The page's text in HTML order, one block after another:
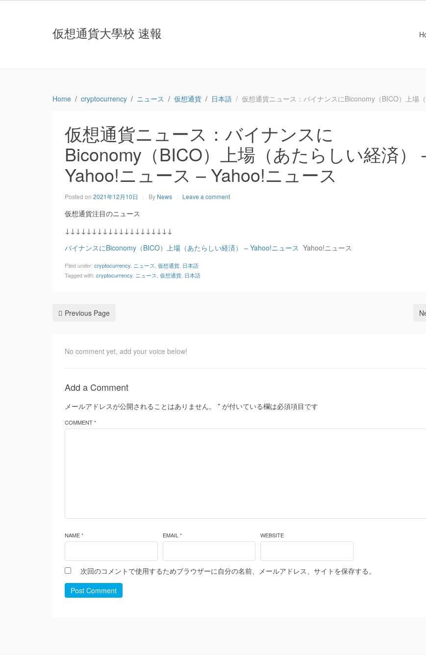
仮想通貨大學校 速報
Home cryptocurrency ニュース 仮想通貨 日本語 仮想通貨ニュース：バイナンスにBiconomy（BICO）上場
仮想通貨ニュース：バイナンスに
Biconomy（BICO）上場（あたらしい経済）
Yahoo!ニュース – Yahoo!ニュース
Posted on 2021年12月10日 By News Leave a comment
仮想通貨注目のニュース
↓↓↓↓↓↓↓↓↓↓↓↓↓↓↓↓↓↓↓↓
バイナンスにBiconomy（BICO）上場（あたらしい経済） – Yahoo!ニュース Yahoo!ニュース
Filed under: cryptocurrency ニュース 仮想通貨 日本語
Tagged with: cryptocurrency ニュース 仮想通貨 日本語
Previous Page
No comment yet, add your voice below!
Add a Comment
メールアドレスが公開されることはありません。 * が付いている欄は必須項目です
COMMENT *
NAME * EMAIL * WEBSITE
次回のコメントで使用するためブラウザーに自分の名前、メールアドレス、サイトを保存する。
Post Comment